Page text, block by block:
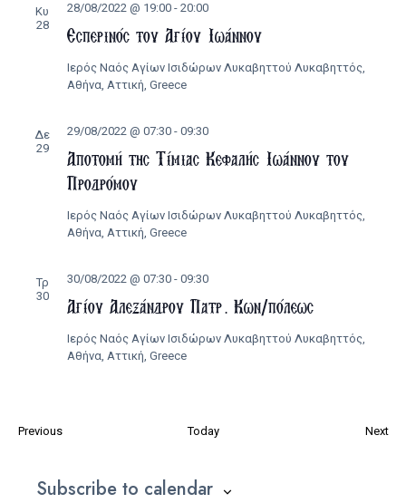
Κυ
28
Εσπερινός του Αγίου Ιωάννου
28/08/2022 @ 19:00- 20:00
Ιερός Ναός Αγίων Ισιδώρων Λυκαβηττού Λυκαβηττός,
Αθήνα, Αττική, Greece
Δε
29
Αποτομή της Τίμιας Κεφαλής Ιωάννου του
Προδρόμου
29/08/2022 @ 07:30- 09:30
Ιερός Ναός Αγίων Ισιδώρων Λυκαβηττού Λυκαβηττός,
Αθήνα, Αττική, Greece
Τρ
30
Αγίου Αλεξάνδρου Πατρ. Κων/πόλεως
30/08/2022 @ 07:30- 09:30
Ιερός Ναός Αγίων Ισιδώρων Λυκαβηττού Λυκαβηττός,
Αθήνα, Αττική, Greece
PreviousΕκδηλώσεις Today Next
Subscribe to calendar